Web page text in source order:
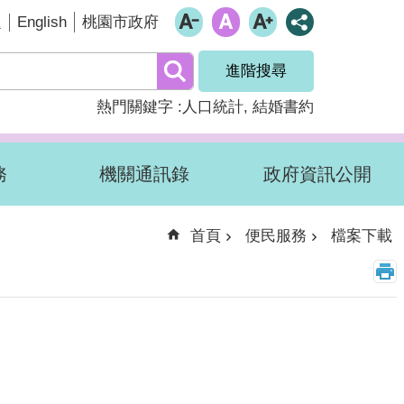
English 桃園市政府
進階搜尋
熱門關鍵字 人口統計 結婚書約
機關通訊錄 政府資訊公開
首頁 便民服務 檔案下載